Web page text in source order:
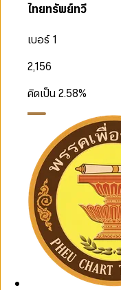
ไทยทรัพย์ทวี
เบอร์ 1
2,156
คิดเป็น2.58%